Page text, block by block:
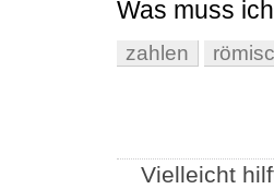
Was muss
zahlen
Vielleicht